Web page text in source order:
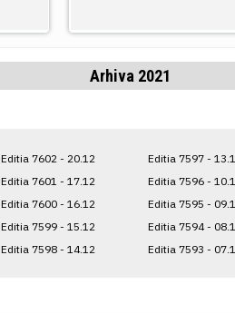
Arhiva 2021
Editia 7602 - 20.12
Editia 7601 - 17.12
Editia 7600 - 16.12
Editia 7599 - 15.12
Editia 7598 - 14.12
Editia 7597 -
Editia 7596 -
Editia 7595 -
Editia 7594 -
Editia 7593 -